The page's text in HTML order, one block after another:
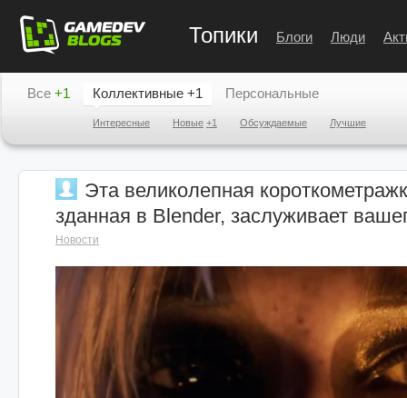
Топики Блоги Люди
Все +1 Коллективные +1
Интересные Новые +1 Обсуждаемые Лучшие
Персональные
Эта великолепная
зданная в Blender, заслуживает
Новости